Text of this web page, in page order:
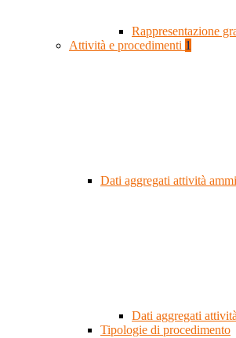
Rappresentazione
Attività e procedimenti 1
Dati aggregati attività
Dati aggregati
Tipologie di procedimento